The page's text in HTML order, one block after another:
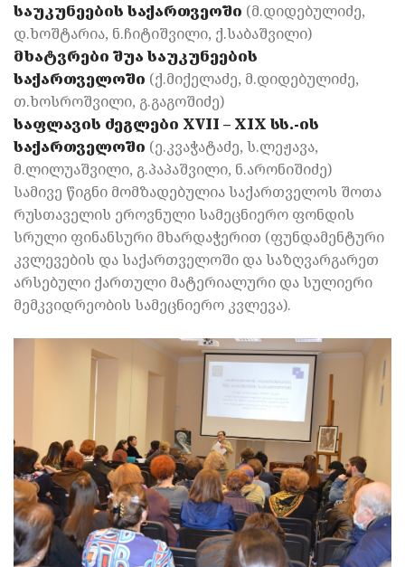
საუკუნეების საქართვეოში (მ.დიდებულიძე,
დ.ხოშტარია, ნ.ჩიტიშვილი, ქ.საბაშვილი)
მხატვრები შუა საუკუნეების
საქართველოში (ქ.მიქელაძე, მ.დიდებულიძე,
თ.ხოსროშვილი, გ.გაგოშიძე)
საფლავის ძეგლები XVII – XIX სს.-ის
საქართველოში (ე.კვაჭატაძე, ს.ლეჟავა,
მ.ლილუაშვილი, გ.პაპაშვილი, ნ.არონიშიძე)
სამივე წიგნი მომზადებულია საქართველოს შოთა
რუსთაველის ეროვნული სამეცნიერო ფონდის
სრული ფინანსური მხარდაჭერით (ფუნდამენტური
კვლევების და საქართველოში და საზღვარგარეთ
არსებული ქართული მატერიალური და სულიერი
მემკვიდრეობის სამეცნიერო კვლევა).